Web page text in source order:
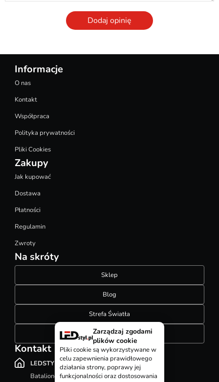
Dodaj opinię
Informacje
O nas
Kontakt
Współpraca
Polityka prywatności
Pliki Cookies
Zakupy
Jak kupować
Dostawa
Płatności
Regulamin
Zwroty
Na skróty
Sklep
Blog
Strefa Światła
Konfigurator szynoprzewodów
Kontakt
LEDSTYL.pl
Batalionów Chłopskich 12, 94-058 Łódź
Zarządzaj zgodami
plików cookie
Pliki cookie są wykorzystywane w
celu zapewnienia prawidłowego
działania strony, poprawy jej
funkcjonalności oraz dostosowania